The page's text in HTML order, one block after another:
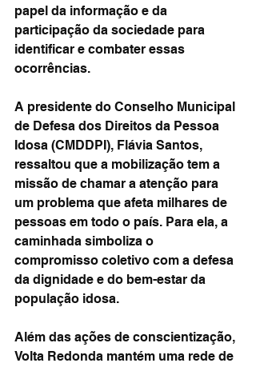
papel da informação e da
participação da sociedade para
identificar e combater essas
ocorrências.
A presidente do Conselho Municipal
de Defesa dos Direitos da Pessoa
Idosa (CMDDPI), Flávia Santos,
ressaltou que a mobilização tem a
missão de chamar a atenção para
um problema que afeta milhares de
pessoas em todo o país. Para ela, a
caminhada simboliza o
compromisso coletivo com a defesa
da dignidade e do bem-estar da
população idosa.
Além das ações de conscientização,
Volta Redonda mantém uma rede de